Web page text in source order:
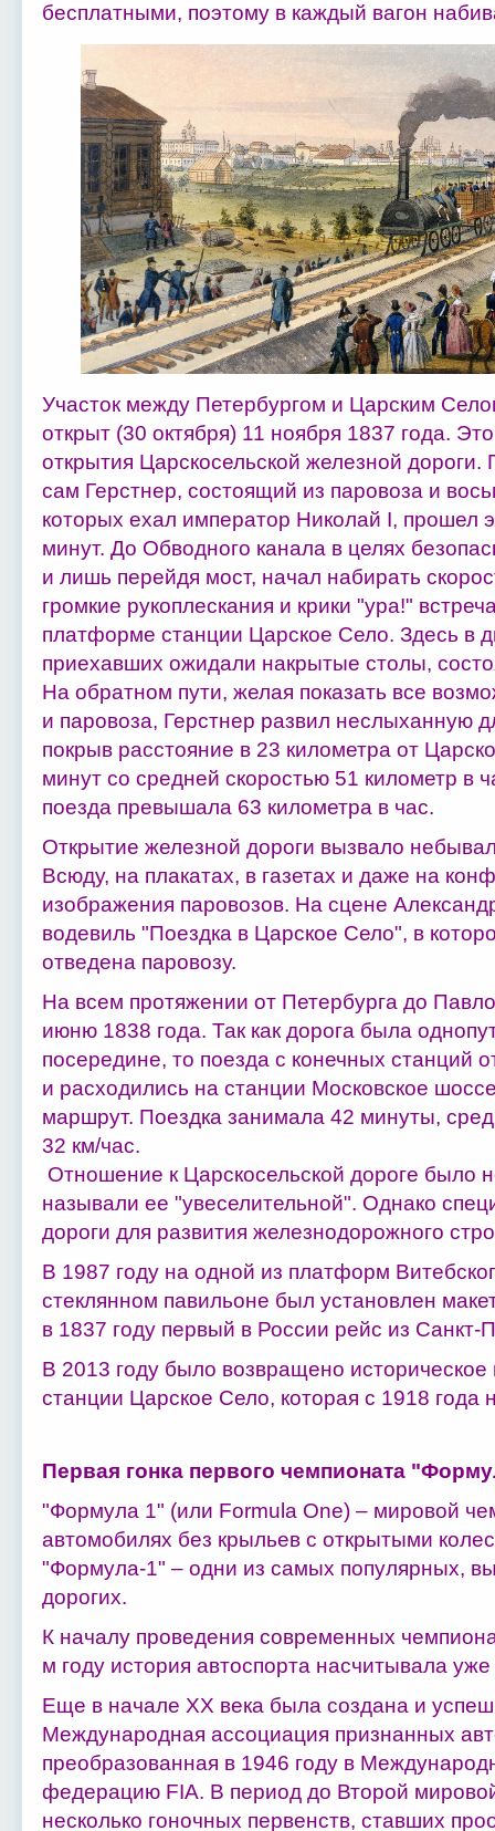
бесплатными, поэтому в каждый вагон
Участок между Петербургом и Царским
открыт (30 октября) 11 ноября 1837 года.
открытия Царскосельской железной
сам Герстнер, состоящий из паровоза и
которых ехал император Николай I, прошел
минут. До Обводного канала в целях
и лишь перейдя мост, начал набирать
громкие рукоплескания и крики "ура!"
платформе станции Царское Село. Здесь в
приехавших ожидали накрытые столы,
На обратном пути, желая показать все
и паровоза, Герстнер развил неслыханную
покрыв расстояние в 23 километра от
минут со средней скоростью 51 километр в
поезда превышала 63 километра в час.
Открытие железной дороги вызвало
Всюду, на плакатах, в газетах и даже на
изображения паровозов. На сцене
водевиль "Поездка в Царское Село", в
отведена паровозу.
На всем протяжении от Петербурга до
июню 1838 года. Так как дорога была
посередине, то поезда с конечных станций
и расходились на станции Московское
маршрут. Поездка занимала 42 минуты,
32 км/час.
Отношение к Царскосельской дороге было
называли ее "увеселительной". Однако
дороги для развития железнодорожного
В 1987 году на одной из платформ
стеклянном павильоне был установлен
в 1837 году первый в России рейс из Санкт-
В 2013 году было возвращено
станции Царское Село, которая с 1918 года
Первая гонка первого чемпионата
"Формула 1" (или Formula One) – мировой
автомобилях без крыльев с открытыми
"Формула-1" – одни из самых популярных,
дорогих.
К началу проведения современных
м году история автоспорта насчитывала
Еще в начале XX века была создана и
Международная ассоциация признанных
преобразованная в 1946 году в
федерацию FIA. В период до Второй
несколько гоночных первенств, ставших